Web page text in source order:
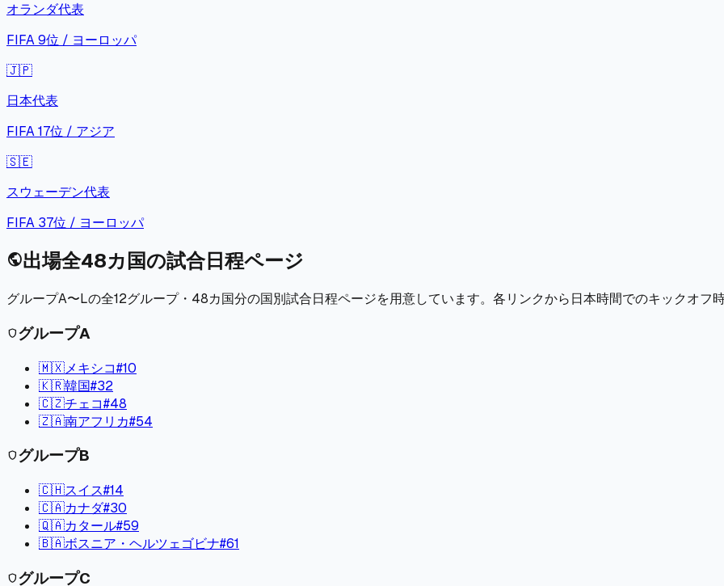
オランダ代表
FIFA9位 / ヨーロッパ
🇯🇵
日本代表
FIFA17位 / アジア
🇸🇪
スウェーデン代表
FIFA 37位 / ヨーロッパ
public出場全48カ国の試合日程ページ
グループA〜Lの全12グループ・48カ国分の国別試合日程ページを用意しています。各リンクから日本時間でのキックオフ
shieldグループA
🇲🇽メキシコ#10
🇰🇷韓国#32
🇨🇿チェコ#48
🇿🇦南アフリカ#54
shieldグループB
🇨🇭スイス#14
🇨🇦カナダ#30
🇶🇦カタール#59
🇧🇦ボスニア・ヘルツェゴビナ#61
shieldグループC